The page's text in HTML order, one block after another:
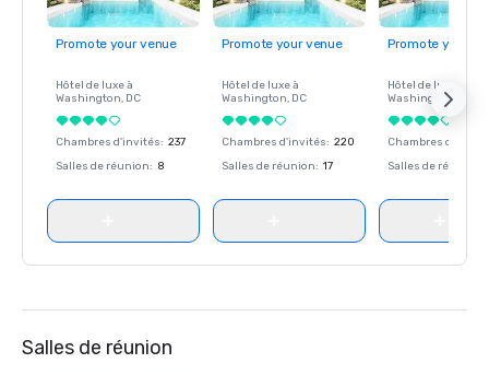
Promote your venue
Hôtel de luxe à
Washington, DC
Chambres d'invités: 237
Salles de réunion: 8
Promote your venue
Hôtel de luxe à
Washington, DC
Chambres d'invités: 220
Salles de réunion: 17
Promote your
Hôtel de luxe à
Washington
Chambres
Salles de réunion
Salles de réunion